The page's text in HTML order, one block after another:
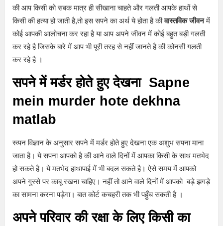
की आप किसी को सबक मात्र ही सीखाना चाहते और गलती आपके हाथों से
किसी की हत्या हो जाती है,तो इस सपने का अर्थ ये होता है कीवास्तविक जीवनमें
कोई आपकी आलोचना कर रहा है या आप अपने जीवन में कोई बहुत बड़ी गलती
कर रहे है जिसके बारे में आप भी पूरी तरह से नहीं जानते है की कोनसी गलती
कर रहे है ।
सपने में मर्डर होते हुए देखना Sapne
mein murder hote dekhna
matlab
स्व्पन विज्ञान के अनुसार सपने में मर्डर होते हुए देखना एक अशुभ सपना माना
जाता है। ये सपना आपको है की आने वाले दिनों में आपका किसी के साथ मतभेद
हो सकते है। ये मतभेद हाथापाई में भी बदल सकते है। ऐसे समय में आपको
अपने गुस्से पर काबू रखना चाहिए। नहीं तो आने वाले दिनों में आपको बड़े झगड़े
का सामना करना पड़ेगा। बात कोर्ट कचहरी तक भी पहुँच सकती है ।
अपने परिवार की रक्षा के लिए किसी का